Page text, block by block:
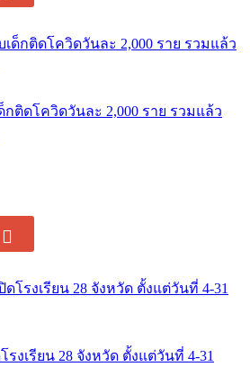
กติดโควิดวันละ 2,000 ราย รวมแล้ว
งเรียน 28 จังหวัด ตั้งแต่วันที่ 4-31